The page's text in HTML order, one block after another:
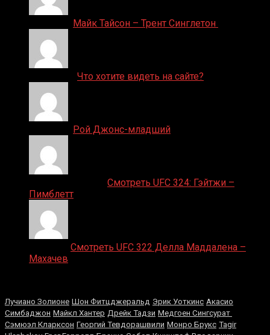
Майк Тайсон – Трент Синглетон
Что хотите видеть на сайте?
Рой Джонс-младший
Смотреть UFC 324: Гэйтжи –
Пимблетт
Смотреть UFC 322 Делла Маддалена –
Махачев
Лучиано Золионе Шон Фитцджеральд Эрик Уоткинс Акасио
Симбаджон Майкл Хантер Дрейк Тадзи Медгоен Сингсурат
Сэмюэл Кларксон Георгий Тевдорашвили Монро Брукс Tagir